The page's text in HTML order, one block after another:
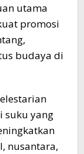
utama
promosi
budaya di
suku yang
nusantara,